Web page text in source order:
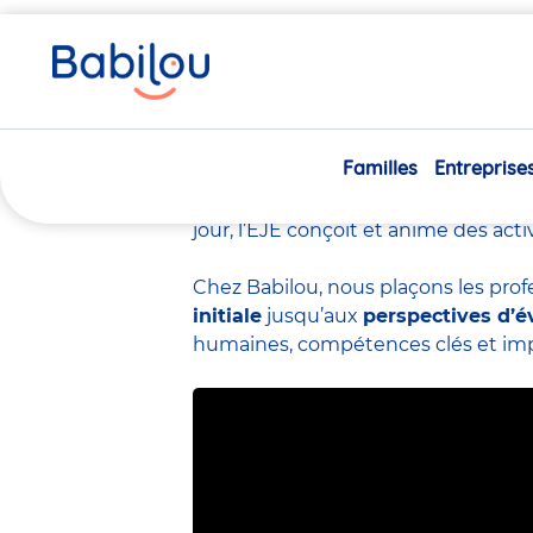
Familles
êtes
ici
L’éducateur de jeunes enfants
jour, l’EJE conçoit et anime des
Chez Babilou, nous plaçons les
initiale jusqu’aux perspectives
humaines, compétences clés et